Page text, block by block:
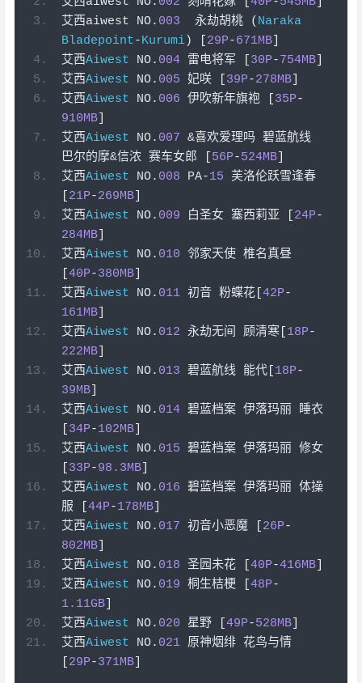
艾西aiwest NO. 003 永劫胡桃 ( Naraka
Bladepoint-Kurumi) 29P-671MB]
艾西Aiwest NO. 004 雷电将军 30P-754MB]
艾西Aiwest NO. 005 妃咲 39P-278MB]
艾西Aiwest NO. 006 伊吹新年旗袍 35P-
910MB]
艾西Aiwest NO. 007 &喜欢爱理吗 碧蓝航线
巴尔的摩&信浓
赛车女郎 56P-524MB]
艾西Aiwest NO. 008 PA-15
芙洛伦跃雪逢春
21P-269MB]
艾西Aiwest NO. 009 白圣女 塞西莉亚 24P-
284MB]
艾西Aiwest NO. 010 邻家天使 椎名真昼
40P-380MB]
艾西Aiwest NO. 011 初音 粉蝶花[ 42P-
161MB]
艾西Aiwest NO. 012 永劫无间 顾清寒[ 18P-
222MB]
艾西Aiwest NO. 013 碧蓝航线 能代[ 18P-
39MB]
艾西Aiwest NO. 014 碧蓝档案 伊落玛丽
睡衣
34P-102MB]
艾西Aiwest NO. 015 碧蓝档案 伊落玛丽 修女
33P-98.3MB]
艾西Aiwest NO. 016 碧蓝档案 伊落玛丽 体操
服
44P-178MB]
艾西Aiwest NO. 017 初音小恶魔 26P-
802MB]
艾西Aiwest NO. 018 圣园未花 40P-416MB]
艾西Aiwest NO. 019 桐生桔梗 48P-
1.11GB]
艾西Aiwest NO. 020 星野 49P-528MB]
艾西Aiwest NO. 021 原神烟绯
花鸟与情
29P-371MB]